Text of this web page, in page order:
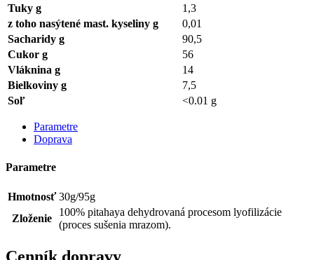
Tuky g
1,3
z toho nasýtené mast. kyseliny g
0,01
Sacharidy g
90,5
Cukor g
56
Vláknina g
14
Bielkoviny g
7,5
Soľ
<0.01 g
Parametre
Doprava
Parametre
Hmotnosť 30g/95g
Zloženie
100% pitahaya dehydrovaná procesom lyofilizácie
(proces sušenia mrazom).